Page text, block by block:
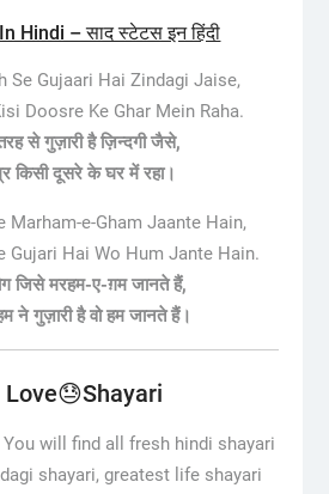
Hindi – साद स्टेटस इन हिंदी
Se Gujaari Hai Zindagi Jaise,
Doosre Ke Ghar Mein Raha.
से गुज़ारी है ज़िन्दगी जैसे,
किसी दूसरे के घर में रहा।
Marham-e-Gham Jaante Hain,
Gujari Hai Wo Hum Jante Hain.
जिसे मरहम-ए-ग़म जानते हैं,
ने गुज़ारी है वो हम जानते हैं।
Love😓Shayari
You will find all fresh hindi shayari
shayari, greatest life shayari